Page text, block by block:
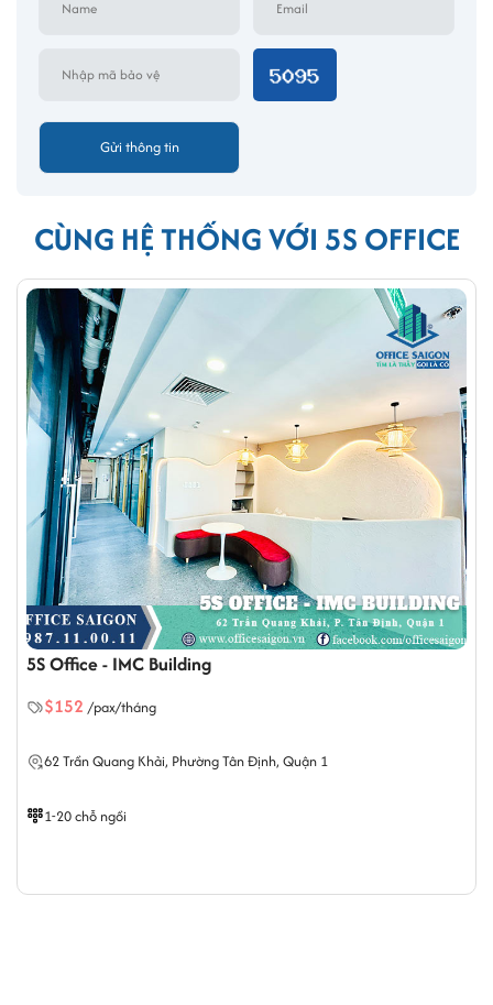
CÙNG HỆ THỐNG VỚI 5S OFFICE
5S Office - IMC Building
$152/pax/tháng
62 Trần Quang Khải, Phường Tân Định, Quận 1
1-20 chỗ ngồi